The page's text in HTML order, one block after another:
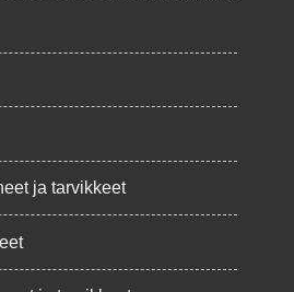
ja tarvikkeet